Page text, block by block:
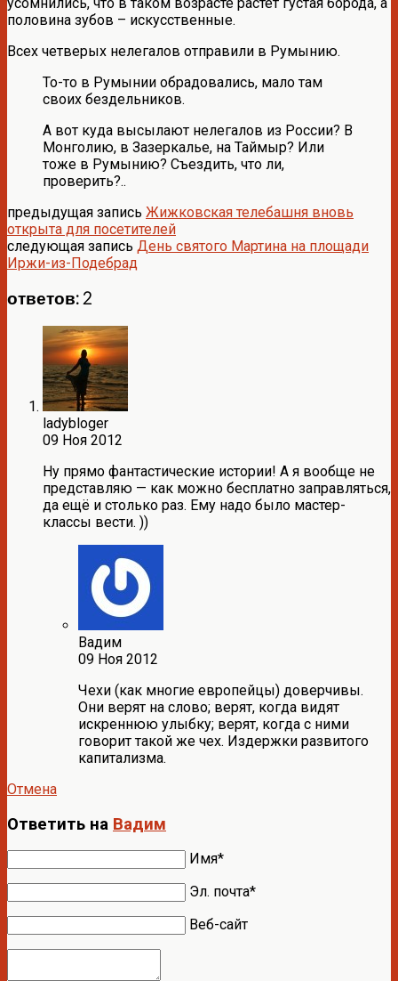
усомнились, что в таком возрасте растет густая борода, а
половина зубов – искусственные.
Всех четверых нелегалов отправили в Румынию.
То-то в Румынии обрадовались, мало там
своих бездельников.
А вот куда высылают нелегалов из России? В
Монголию, в Зазеркалье, на Таймыр? Или
тоже в Румынию? Съездить, что ли,
проверить?..
предыдущая запись Жижковская телебашня вновь
открыта для посетителей
следующая запись День святого Мартина на площади
Иржи-из-Подебрад
ответов: 2
ladybloger
09 Ноя 2012
Ну прямо фантастические истории! А я вообще не
представляю — как можно бесплатно заправляться,
да ещё и столько раз. Ему надо было мастер-
классы вести. ))
Вадим
09 Ноя 2012
Чехи (как многие европейцы) доверчивы.
Они верят на слово; верят, когда видят
искреннюю улыбку; верят, когда с ними
говорит такой же чех. Издержки развитого
капитализма.
Отмена
Ответить на Вадим
Имя*
Эл. почта*
Веб-сайт